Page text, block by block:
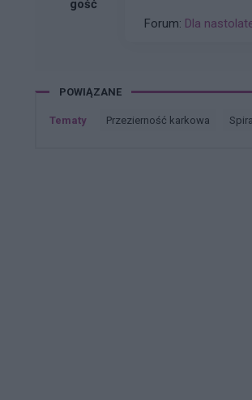
gość
Forum: Dla
POWIĄZANE
Tematy przezierność karkowa